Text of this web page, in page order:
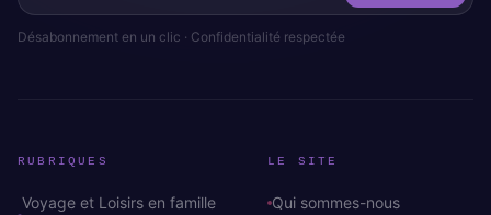
Désabonnement en un clic · Confidentialité respectée
RUBRIQUES
Voyage et Loisirs en famille
LE SITE
Qui sommes-nous